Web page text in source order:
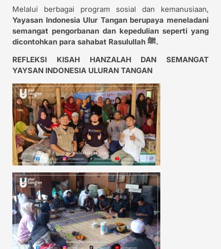
Melalui berbagai program sosial dan kemanusiaan,
Yayasan Indonesia Ulur Tangan berupaya meneladani
semangat pengorbanan dan kepedulian seperti yang
dicontohkan para sahabat Rasulullah ﷺ.
REFLEKSI KISAH HANZALAH DAN SEMANGAT
YAYSAN INDONESIA ULURAN TANGAN